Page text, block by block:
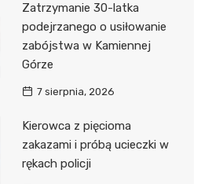
Zatrzymanie 30-latka
podejrzanego o usiłowanie
zabójstwa w Kamiennej
Górze
7 sierpnia, 2026
Kierowca z pięcioma
zakazami i próbą ucieczki w
rękach policji